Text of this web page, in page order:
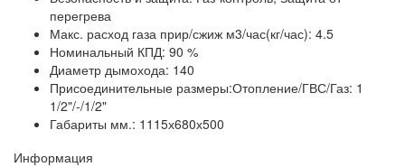
перегрева
Макс. расход газа прир/сжиж м3/час(кг/час): 4.5
Номинальный КПД: 90 %
Диаметр дымохода: 140
Присоединительные размеры:Отопление/ГВС/Газ: 1
1/2"/-/1/2"
Габариты мм.: 1115х680х500
Информация